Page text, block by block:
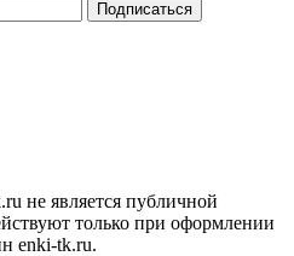
не является публичной
только при оформлении
enki-tk.ru.